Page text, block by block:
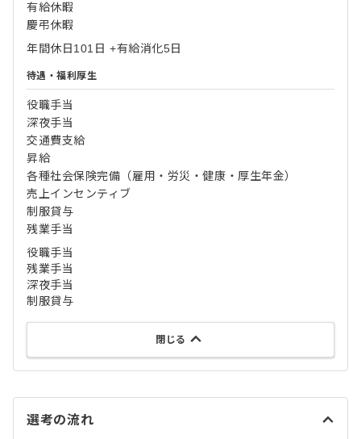
有給休暇
慶弔休暇
年間休日101日 +有給消化5日
待遇・福利厚生
役職手当
深夜手当
交通費支給
昇給
各種社会保険完備（雇用・労災・健康・厚生年金）
売上インセンティブ
制服貸与
残業手当
役職手当
残業手当
深夜手当
制服貸与
閉じる
選考の流れ